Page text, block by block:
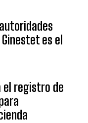
Ginestet es el
el registro de